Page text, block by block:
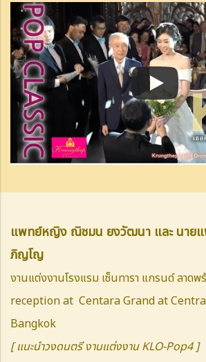
แพทย์หญิง ณิชมน ยงวัฒนา และ นาย
ภิญโญ
งานแต่งงานโรงแรม เซ็นทารา แกรนด์ ลาด
reception at Centara Grand at
Bangkok
[ แนะนำวงดนตรี งานแต่งงาน KLO-Pop4 ]